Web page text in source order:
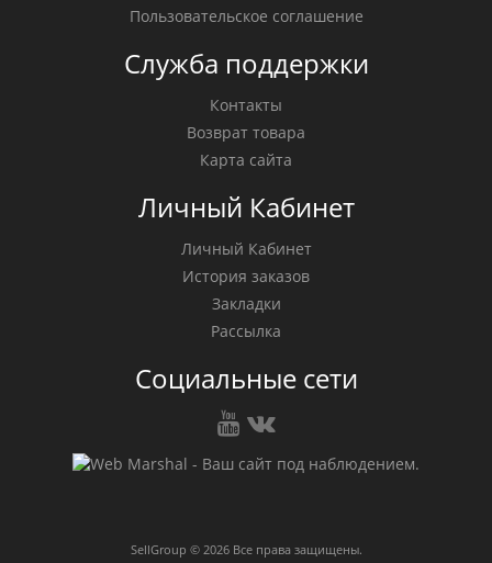
Пользовательское соглашение
Служба поддержки
Контакты
Возврат товара
Карта сайта
Личный Кабинет
Личный Кабинет
История заказов
Закладки
Рассылка
Социальные сети
SellGroup © 2026 Все права защищены.